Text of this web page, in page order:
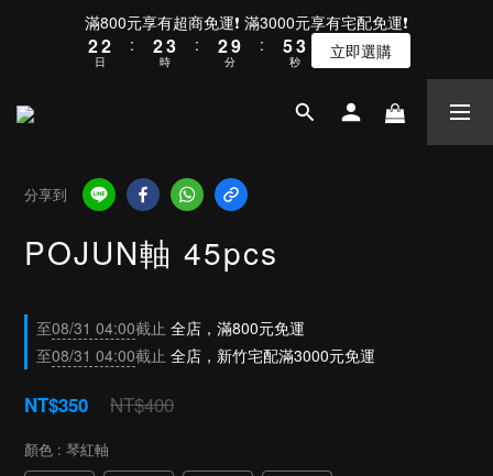
滿800元享有超商免運❗ 滿3000元享有宅配免運❗
3
2
1
3
2
1
日
:
3
2
1
4
3
2
時
:
3
2
1
9
8
3
2
0
分
:
6
5
4
4
3
2
0
秒 立即選購
分享到
POJUN軸 45pcs
至08/31 04:00截止 全店，滿800元免運
至08/31 04:00截止 全店，新竹宅配滿3000元免運
NT$400
NT$350
顏色 : 琴紅軸